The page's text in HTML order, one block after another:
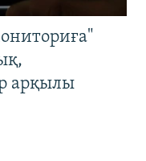
арқылы